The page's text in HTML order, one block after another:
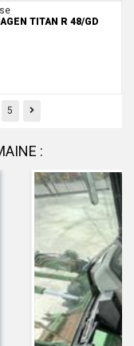
TITAN R 48/GD
5 Previous
: